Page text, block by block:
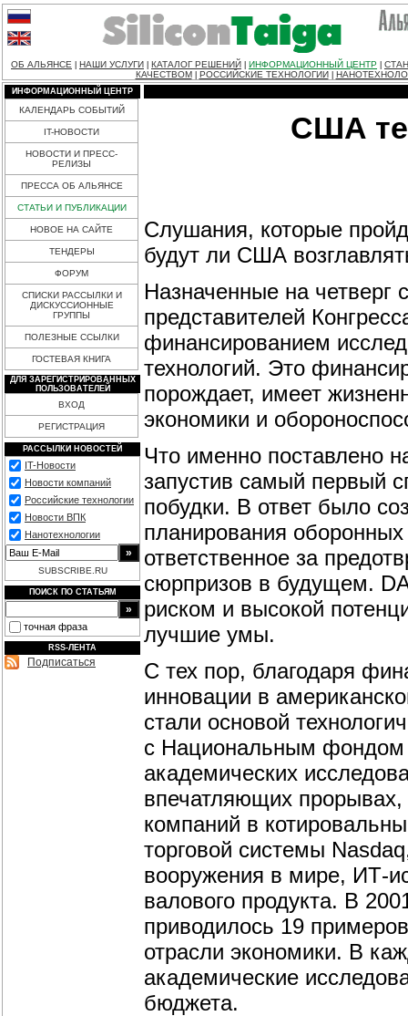
ОБ АЛЬЯНСЕ НАШИ УСЛУГИ КАТАЛОГ РЕШЕНИЙ ИНФОРМАЦИОННЫЙ ЦЕНТР
КАЧЕСТВОМ
РОССИЙСКИЕ ТЕХНОЛОГИИ
ИНФОРМАЦИОННЫЙ ЦЕНТР
КАЛЕНДАРЬ СОБЫТИЙ
IT-НОВОСТИ
НОВОСТИ И ПРЕСС-
РЕЛИЗЫ
ПРЕССА ОБ АЛЬЯНСЕ
СТАТЬИ И ПУБЛИКАЦИИ
НОВОЕ НА САЙТЕ
ТЕНДЕРЫ
ФОРУМ
СПИСКИ РАССЫЛКИ И
ДИСКУССИОННЫЕ
ГРУППЫ
ПОЛЕЗНЫЕ ССЫЛКИ
ГОСТЕВАЯ КНИГА
ДЛЯ ЗАРЕГИСТРИРОВАННЫХ
ПОЛЬЗОВАТЕЛЕЙ
ВХОД
РЕГИСТРАЦИЯ
РАССЫЛКИ НОВОСТЕЙ
IT-Новости
Новости компаний
Российские технологии
Новости ВПК
Нанотехнологии
SUBSCRIBE.RU
ПОИСК ПО СТАТЬЯМ
точная фраза
RSS-ЛЕНТА
Подписаться
США
Слушания, которые
будут ли США
Назначенные на четверг
представителей
финансированием
технологий. Это
порождает, имеет
экономики и
Что именно поставлено
запустив самый первый
побудки. В ответ было
планирования
ответственное за
сюрпризов в будущем.
риском и высокой
лучшие умы.
C тех пор, благодаря
инновации в
стали основой
с Национальным фондом
академических
впечатляющих
компаний в
торговой системы
вооружения в мире, ИТ-
валового продукта. В
приводилось 19
отрасли экономики. В
академические
бюджета.